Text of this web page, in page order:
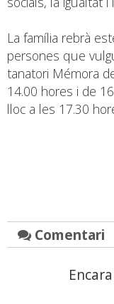
La família rebrà
persones que
tanatori Mémora
14.00 hores i de
lloc a les 17.30
Comentari